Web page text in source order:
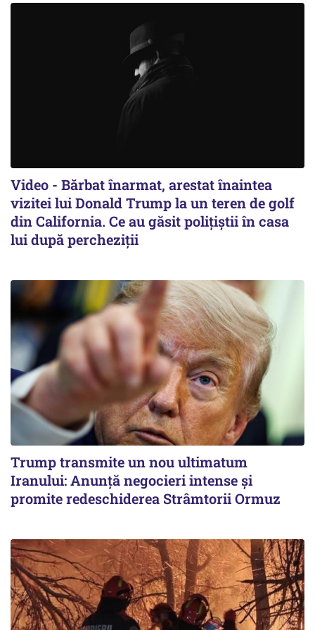
Video - Bărbat înarmat, arestat înaintea
vizitei lui Donald Trump la un teren de golf
din California. Ce au găsit polițiștii în casa
lui după percheziții
Trump transmite un nou ultimatum
Iranului: Anunță negocieri intense și
promite redeschiderea Strâmtorii Ormuz